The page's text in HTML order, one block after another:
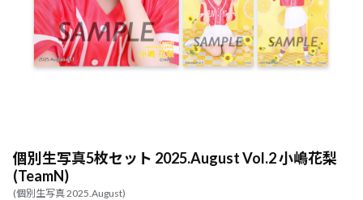
個別生写真5枚セット 2025.August Vol.2 小嶋花梨
(TeamN)
(個別生写真 2025.August)